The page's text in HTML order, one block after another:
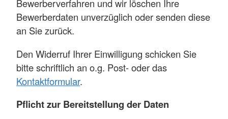
Bewerberverfahren und wir löschen Ihre
Bewerberdaten unverzüglich oder senden diese
an Sie zurück.
Den Widerruf Ihrer Einwilligung schicken Sie
bitte schriftlich an o.g. Post- oder das
Kontaktformular.
Pflicht zur Bereitstellung der Daten